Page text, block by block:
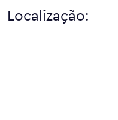
Localização: